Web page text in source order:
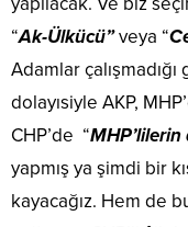
“Ak-Ülkücü”veya “
Adamlar
dolayısiyle AKP,
CHP’de “
yapmış ya şimdi bir
kayacağız. Hem de